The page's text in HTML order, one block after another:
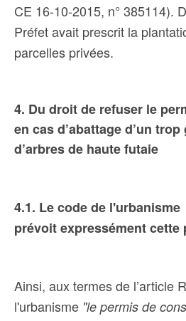
CE 16-10-2015, n° 385114).
Préfet avait prescrit la
parcelles privées.
4. Du droit de refuser le
en cas d’abattage d’un
d’arbres de hautefutaie
4.1. Le code de l'urbanisme
prévoit expressément cette
Ainsi, aux termes de l’article
l'urbanisme "le permis de